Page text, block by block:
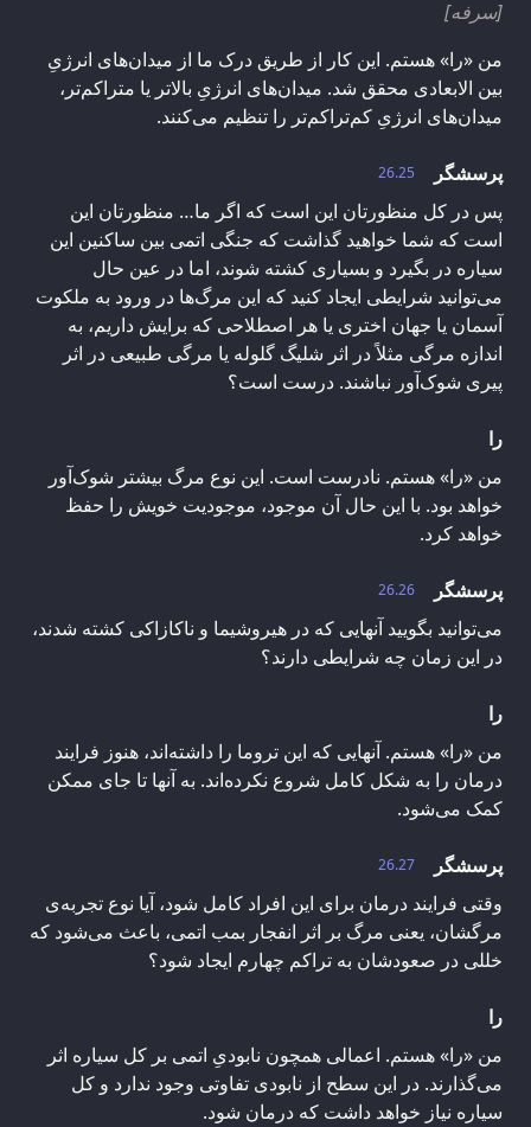
[سرفه]
من «را» هستم. این کار از طریق درک ما از میدان‌های انرژیِ
بین الابعادی محقق شد. میدان‌های انرژیِ بالاتر یا متراکم‌تر،
میدان‌های انرژیِ کم‌تراکم‌تر را تنظیم می‌کنند.
26.25
پرسشگر
پس در کل منظورتان این است که اگر ما… منظورتان این
است که شما خواهید گذاشت که جنگی اتمی بین ساکنین این
سیاره در بگیرد و بسیاری کشته شوند، اما در عین حال
می‌توانید شرایطی ایجاد کنید که این مرگ‌ها در ورود به ملکوت
آسمان یا جهان اختری یا هر اصطلاحی که برایش داریم، به
اندازه مرگی مثلاً در اثر شلیگ گلوله یا مرگی طبیعی در اثر
پیری شوک‌آور نباشند. درست است؟
را
من «را» هستم. نادرست است. این نوع مرگ بیشتر شوک‌آور
خواهد بود. با این حال آن موجود، موجودیت خویش را حفظ
خواهد کرد.
26.26
پرسشگر
می‌توانید بگویید آنهایی که در هیروشیما و ناکازاکی کشته شدند،
در این زمان چه شرایطی دارند؟
را
من «را» هستم. آنهایی که این تروما را داشته‌اند، هنوز فرایند
درمان را به شکل کامل شروع نکرده‌اند. به آنها تا جای ممکن
کمک می‌شود.
26.27
پرسشگر
وقتی فرایند درمان برای این افراد کامل شود، آیا نوع تجربه‌ی
مرگشان، یعنی مرگ بر اثر انفجار بمب اتمی، باعث می‌شود که
خللی در صعودشان به تراکم چهارم ایجاد شود؟
را
من «را» هستم. اعمالی همچون نابودیِ اتمی بر کل سیاره اثر
می‌گذارند. در این سطح از نابودی تفاوتی وجود ندارد و کل
سیاره نیاز خواهد داشت که درمان شود.